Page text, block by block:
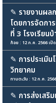
✎ รายงานผ
โดยการจัดกา
ที่ 3 โรงเรียน
ก้อย : 12 ก.ค. 2566 เปิ
✎ การประเมิ
วิทยาคม
ทานตะวัน : 12 ก.ค.
✎ การส่งเสริ